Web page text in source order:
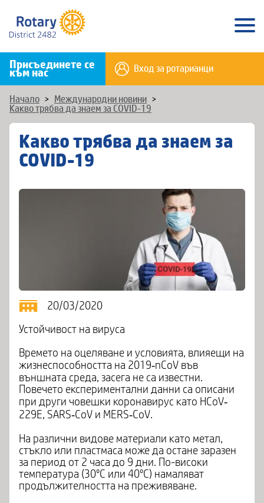
Присъединете се
към нас Вход за ротарианци
Начало > Международни новини >
Какво трябва да знаем за COVID-19
Какво трябва да знаем за
COVID-19
20/03/2020
Устойчивост на вируса
Времето на оцеляване и условията, влияещи на
жизнеспособността на 2019‐nCoV във
външната среда, засега не са известни.
Повечето експериментални данни са описани
при други човешки коронавирус като HCoV‐
229Е, SARS‐CoV и MERS‐CoV.
На различни видове материали като метал,
стъкло или пластмаса може да остане заразен
за период от 2 часа до 9 дни. По-високи
температура (30°С или 40°С) намаляват
продължителността на преживяване.